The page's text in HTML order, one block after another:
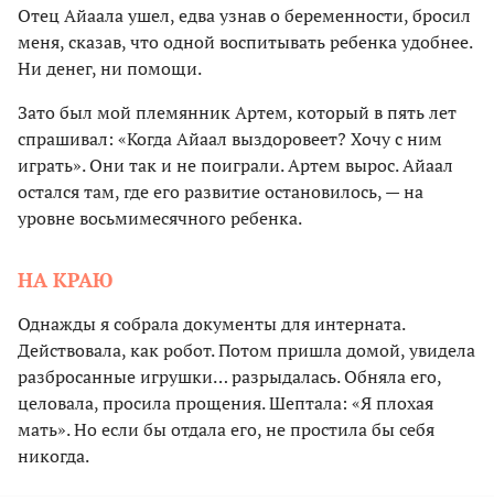
Отец Айаала ушел, едва узнав о беременности, бросил
меня, сказав, что одной воспитывать ребенка удобнее.
Ни денег, ни помощи.
Зато был мой племянник Артем, который в пять лет
спрашивал: «Когда Айаал выздоровеет? Хочу с ним
играть». Они так и не поиграли. Артем вырос. Айаал
остался там, где его развитие остановилось, — на
уровне восьмимесячного ребенка.
НА КРАЮ
Однажды я собрала документы для интерната.
Действовала, как робот. Потом пришла домой, увидела
разбросанные игрушки… разрыдалась. Обняла его,
целовала, просила прощения. Шептала: «Я плохая
мать». Но если бы отдала его, не простила бы себя
никогда.